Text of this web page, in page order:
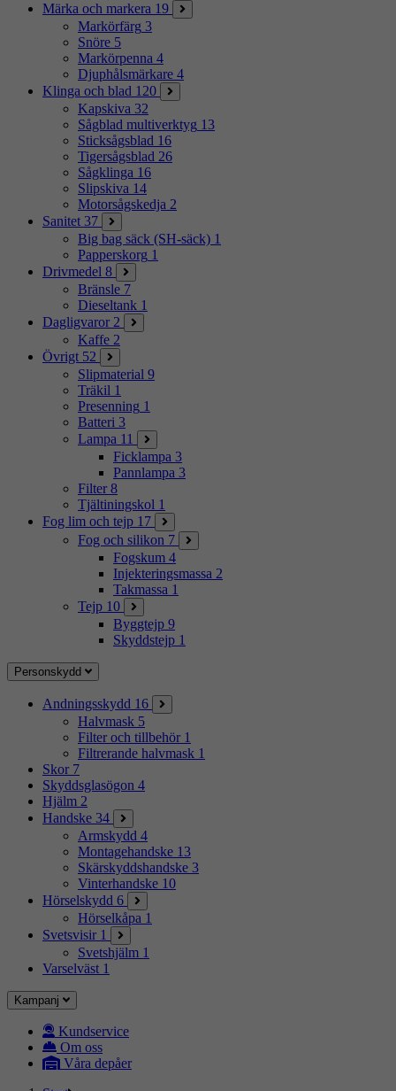
Märka och markera 19
Markörfärg 3
Snöre 5
Markörpenna 4
Djuphålsmärkare 4
Klinga och blad 120
Kapskiva 32
Sågblad multiverktyg 13
Sticksågsblad 16
Tigersågsblad 26
Sågklinga 16
Slipskiva 14
Motorsågskedja 2
Sanitet 37
Big bag säck (SH-säck) 1
Papperskorg 1
Drivmedel 8
Bränsle 7
Dieseltank 1
Dagligvaror 2
Kaffe 2
Övrigt 52
Slipmaterial 9
Träkil 1
Presenning 1
Batteri 3
Lampa 11
Ficklampa 3
Pannlampa 3
Filter 8
Tjältiningskol 1
Fog lim och tejp 17
Fog och silikon 7
Fogskum 4
Injekteringsmassa 2
Takmassa 1
Tejp 10
Byggtejp 9
Skyddstejp 1
Personskydd
Andningsskydd 16
Halvmask 5
Filter och tillbehör 1
Filtrerande halvmask 1
Skor 7
Skyddsglasögon 4
Hjälm 2
Handske 34
Armskydd 4
Montagehandske 13
Skärskyddshandske 3
Vinterhandske 10
Hörselskydd 6
Hörselkåpa 1
Svetsvisir 1
Svetshjälm 1
Varselväst 1
Kampanj
Kundservice
Om oss
Våra depåer